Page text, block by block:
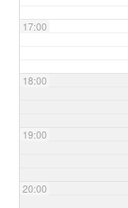
17:00
18:00
19:00
20:00